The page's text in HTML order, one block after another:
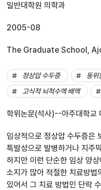
일반대학원 의학과
2005-08
The Graduate School,
정상압 수두증 동위
고식적 뇌척수액 배액
학위논문(석사)--아주대학
임상적으로 정상압 수두증은
특발성으로 발병하거나 지주
하지만 이런 단순한 임상 양
소지가 많아 적절한 치료방법
있어서 그 치료 방법인 단락